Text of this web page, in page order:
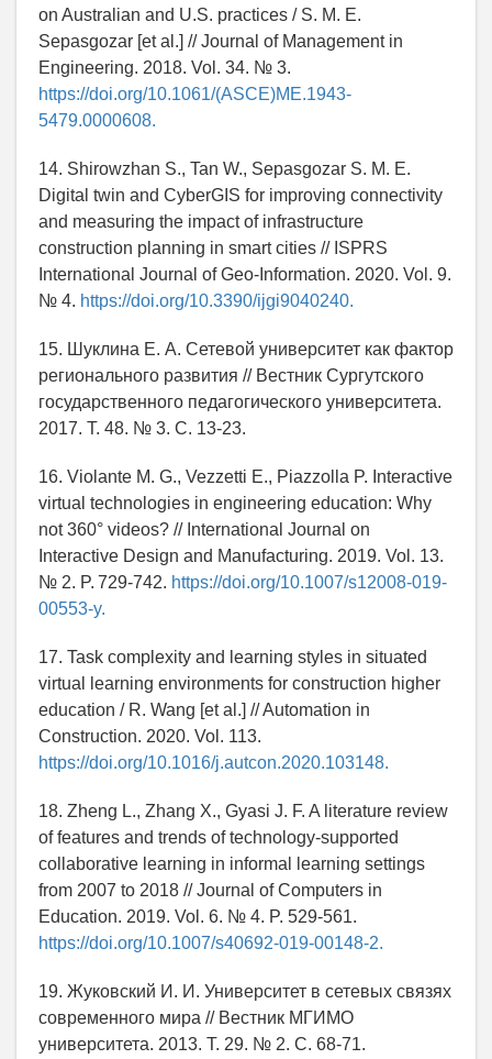
on Australian and U.S. practices / S. M. E.
Sepasgozar [et al.] // Journal of Management in
Engineering. 2018. Vol. 34. № 3.
https://doi.org/10.1061/(ASCE)ME.1943-
5479.0000608.
14. Shirowzhan S., Tan W., Sepasgozar S. M. E.
Digital twin and CyberGIS for improving connectivity
and measuring the impact of infrastructure
construction planning in smart cities // ISPRS
International Journal of Geo-Information. 2020. Vol. 9.
№ 4. https://doi.org/10.3390/ijgi9040240.
15. Шуклина Е. А. Сетевой университет как фактор
регионального развития // Вестник Сургутского
государственного педагогического университета.
2017. Т. 48. № 3. С. 13-23.
16. Violante M. G., Vezzetti E., Piazzolla P. Interactive
virtual technologies in engineering education: Why
not 360° videos? // International Journal on
Interactive Design and Manufacturing. 2019. Vol. 13.
№ 2. P. 729-742. https://doi.org/10.1007/s12008-019-
00553-y.
17. Task complexity and learning styles in situated
virtual learning environments for construction higher
education / R. Wang [et al.] // Automation in
Construction. 2020. Vol. 113.
https://doi.org/10.1016/j.autcon.2020.103148.
18. Zheng L., Zhang X., Gyasi J. F. A literature review
of features and trends of technology-supported
collaborative learning in informal learning settings
from 2007 to 2018 // Journal of Computers in
Education. 2019. Vol. 6. № 4. P. 529-561.
https://doi.org/10.1007/s40692-019-00148-2.
19. Жуковский И. И. Университет в сетевых связях
современного мира // Вестник МГИМО
университета. 2013. Т. 29. № 2. С. 68-71.